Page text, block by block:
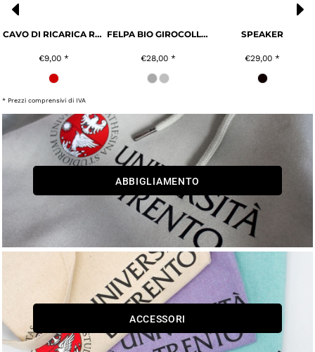
CAVO DI RICARICA RAPIDA
€9,00*
FELPA BIO GIROCOLLO UNISEX
€28,00 *
SPEAKER
€29,00*
* Prezzi comprensivi di IVA
ABBIGLIAMENTO
ACCESSORI